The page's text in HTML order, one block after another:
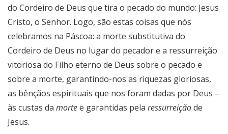
do Cordeiro de Deus que tira o pecado do mundo: Jesus
Cristo, o Senhor. Logo, são estas coisas que nós
celebramos na Páscoa: a morte substitutiva do
Cordeiro de Deus no lugar do pecador e a ressurreição
vitoriosa do Filho eterno de Deus sobre o pecado e
sobre a morte, garantindo-nos as riquezas gloriosas,
as bênçãos espirituais que nos foram dadas por Deus –
às custas da mortee garantidas pela ressurreiçãode
Jesus.